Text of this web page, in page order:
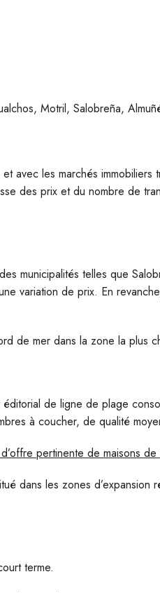
Motril, Salobreña,
avec les marchés immobiliers
des prix et du nombre de
municipalités telles que
variation de prix. En
de mer dans la zone la plus
de ligne de plage
à coucher, de qualité
pertinente de maisons
dans les zones d’expansion
terme.